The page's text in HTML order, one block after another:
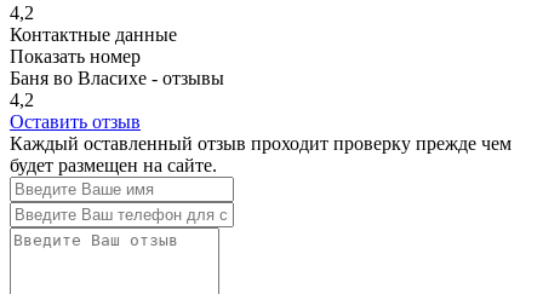
4,2
Контактные данные
Показать номер
Баня во Власихе - отзывы
4,2
Оставить отзыв
Каждый оставленный отзыв проходит проверку прежде чем
будет размещен на сайте.